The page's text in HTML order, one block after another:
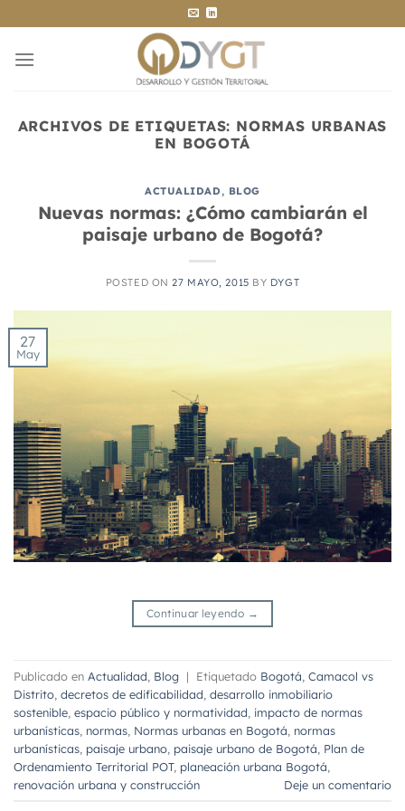
al
contenido
ARCHIVOS DE ETIQUETAS: NORMAS URBANAS
EN BOGOTÁ
ACTUALIDAD, BLOG
Nuevas normas: ¿Cómo cambiarán el
paisaje urbano de Bogotá?
POSTED ON27 MAYO, 2015 BY DYGT
27
May
Continuar leyendo →
Publicado en Actualidad Blog | Etiquetado Bogotá Camacol vs
Distrito decretos de edificabilidad desarrollo inmobiliario
sostenible espacio público y normatividad impacto de normas
urbanísticas normas Normas urbanas en Bogotá normas
urbanísticas paisaje urbano paisaje urbano de Bogotá Plan de
Ordenamiento Territorial POT, planeación urbana Bogotá
renovación urbana y construcción
Deje un comentario